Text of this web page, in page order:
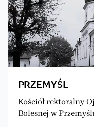
PRZEMYŚL
Kościół rektoralny
Bolesnej w